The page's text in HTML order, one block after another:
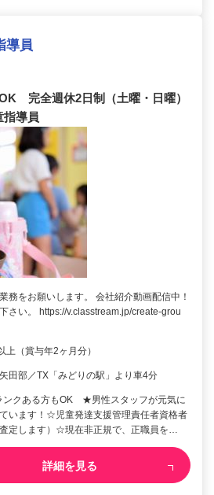
導員
完全週休2日制（土曜・日曜）
導員
務をお願いします。 会社紹介動画配信中！
さい。 https://v.classtream.jp/create-grou
上（賞与年2ヶ月分）
田部／TX「みどりの駅」より車4分
ンクある方もOK ★男性スタッフが元気に
います！☆児童発達支援管理責任者資格者
定します）☆現在非正規で、正職員を…
詳細を見る